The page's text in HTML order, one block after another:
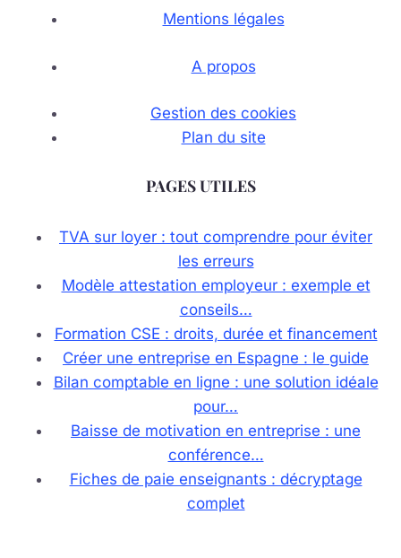
Mentions légales
A propos
Gestion des cookies
Plan du site
PAGES UTILES
TVA sur loyer : tout comprendre pour éviter
les erreurs
Modèle attestation employeur : exemple et
conseils…
Formation CSE : droits, durée et financement
Créer une entreprise en Espagne : le guide
Bilan comptable en ligne : une solution idéale
pour…
Baisse de motivation en entreprise : une
conférence…
Fiches de paie enseignants : décryptage
complet